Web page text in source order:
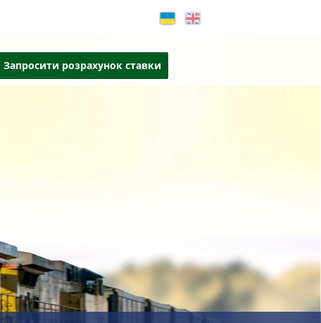
Запросити розрахунок ставки